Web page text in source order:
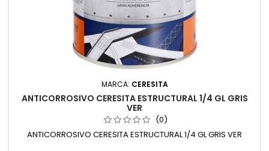
MARCA: CERESITA
ANTICORROSIVO CERESITA ESTRUCTURAL 1/4 GL GRIS
VER
(0)
ANTICORROSIVO CERESITA ESTRUCTURAL 1/4 GL GRIS VER